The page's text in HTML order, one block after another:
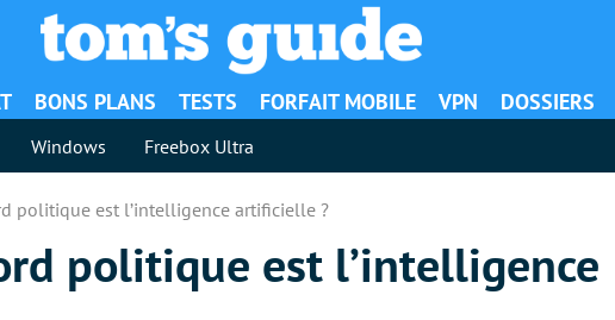
BONS PLANS TESTS FORFAIT MOBILE VPN DOSSIERS
Windows Freebox Ultra
politique est l’intelligence artificielle ?
politique est l’intelligence